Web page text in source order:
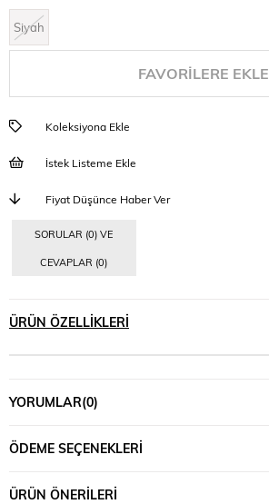
Siyah
FAVORILERE EKLE
Koleksiyona Ekle
İstek Listeme Ekle
Fiyat Düşünce Haber Ver
SORULAR (0) VE
CEVAPLAR (0)
ÜRÜN ÖZELLIKLERI
YORUMLAR(0)
ÖDEME SEÇENEKLERI
ÜRÜN ÖNERILERI